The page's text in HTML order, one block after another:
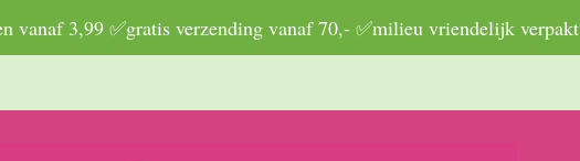
vanaf 3,99 ✅gratis verzending vanaf 70,- ✅milieu vriendelijk verpakt